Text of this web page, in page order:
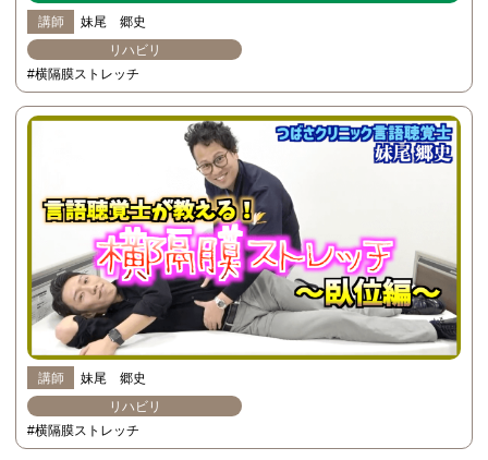
講師
妹尾 郷史
リハビリ
#横隔膜ストレッチ
講師
妹尾 郷史
リハビリ
#横隔膜ストレッチ